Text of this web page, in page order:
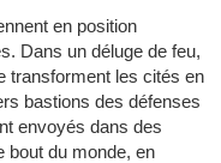
en position
Dans un déluge de feu,
transforment les cités en
bastions des défenses
envoyés dans des
bout du monde, en